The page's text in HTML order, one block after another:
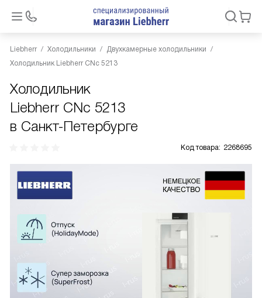
Liebherr Холодильники
Двухкамерные холодильники
Холодильник Liebherr CNc 5213
Холодильник
Liebherr CNc 5213
в Санкт-Петербурге
Код товара: 2268695